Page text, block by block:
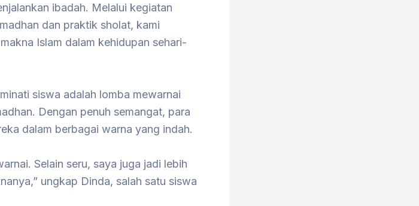
ibadah. Melalui kegiatan
dan praktik sholat, kami
Islam dalam kehidupan sehari-
siswa adalah lomba mewarnai
Dengan penuh semangat, para
dalam berbagai warna yang indah.
Selain seru, saya juga jadi lebih
ungkap Dinda, salah satu siswa